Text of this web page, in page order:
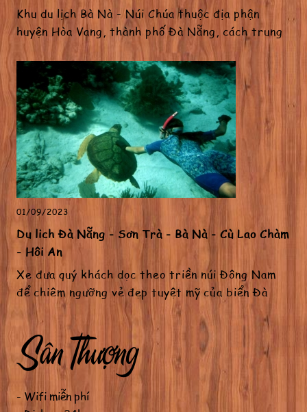
Khu du lịch Bà Nà - Núi Chúa thuộc địa phận
huyện Hòa Vang, thành phố Đà Nẵng, cách trung
tâm thành...
01/09/2023
Du lịch Đà Nẵng - Sơn Trà - Bà Nà - Cù Lao Chàm
- Hội An
Xe đưa quý khách dọc theo triền núi Đông Nam
để chiêm ngưỡng vẻ đẹp tuyệt mỹ của biển Đà
Nẵng, viếng...
Sân Thượng
- Wifi miễn phí